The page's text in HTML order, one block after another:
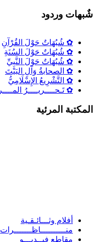
وردود
✿ شُبُهَاتٌ حَوْلَ القُرْآنِ
✿ شُبُهَاتٌ حَوْلَ السُنَةِ
✿ شُبُهَاتٌ حَوْلَ النَّبِيِّ
✿ الصحابةُ وَآلِ البَيْتَ
✿ التَّشْرِيعُ الإِسْلَامِيُّ
✿ تَـحــــريــــرُ المــــرأَةِ
المرئية
أفلام وثـــائـقـية
منــــــــــاظـــــــرات
مقاطع فيــديـــو